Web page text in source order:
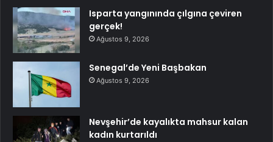
Isparta yangınında çılgına çeviren
gerçek!
Ağustos 9, 2026
Senegal’de Yeni Başbakan
Ağustos 9, 2026
Nevşehir’de kayalıkta mahsur kalan
kadın kurtarıldı